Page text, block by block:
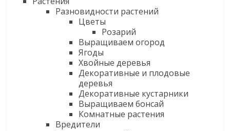
Разновидности растений
Цветы
Розарий
Выращиваем огород
Ягоды
Хвойные деревья
Декоративные и плодовые
деревья
Декоративные кустарники
Выращиваем бонсай
Комнатные растения
Вредители